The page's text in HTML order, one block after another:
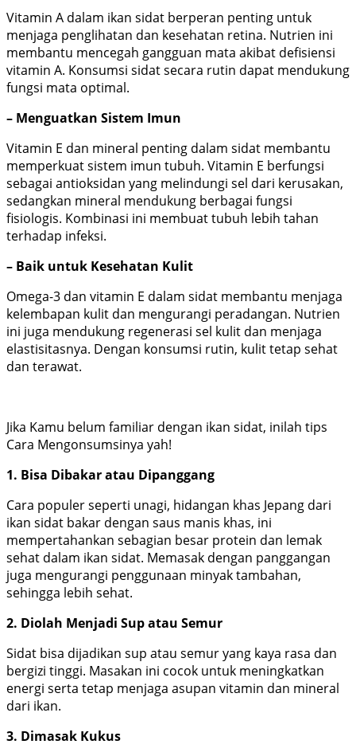
Vitamin A dalam ikan sidat berperan penting untuk
menjaga penglihatan dan kesehatan retina. Nutrien ini
membantu mencegah gangguan mata akibat defisiensi
vitamin A. Konsumsi sidat secara rutin dapat mendukung
fungsi mata optimal.
– Menguatkan Sistem Imun
Vitamin E dan mineral penting dalam sidat membantu
memperkuat sistem imun tubuh. Vitamin E berfungsi
sebagai antioksidan yang melindungi sel dari kerusakan,
sedangkan mineral mendukung berbagai fungsi
fisiologis. Kombinasi ini membuat tubuh lebih tahan
terhadap infeksi.
– Baik untuk Kesehatan Kulit
Omega-3 dan vitamin E dalam sidat membantu menjaga
kelembapan kulit dan mengurangi peradangan. Nutrien
ini juga mendukung regenerasi sel kulit dan menjaga
elastisitasnya. Dengan konsumsi rutin, kulit tetap sehat
dan terawat.
Jika Kamu belum familiar dengan ikan sidat, inilah tips
Cara Mengonsumsinya yah!
1. Bisa Dibakar atau Dipanggang
Cara populer seperti unagi, hidangan khas Jepang dari
ikan sidat bakar dengan saus manis khas, ini
mempertahankan sebagian besar protein dan lemak
sehat dalam ikan sidat. Memasak dengan panggangan
juga mengurangi penggunaan minyak tambahan,
sehingga lebih sehat.
2. Diolah Menjadi Sup atau Semur
Sidat bisa dijadikan sup atau semur yang kaya rasa dan
bergizi tinggi. Masakan ini cocok untuk meningkatkan
energi serta tetap menjaga asupan vitamin dan mineral
dari ikan.
3. Dimasak Kukus